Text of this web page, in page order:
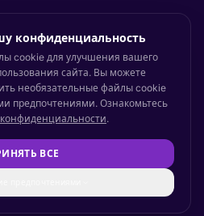
Group ApS
· 1112 København K · Denmark
Все права защищены.
Настройки файлов cookie
конфиденциальность
cookie для улучшения вашего
сайта. Вы можете
необязательные файлы cookie
предпочтениями. Ознакомьтесь
.
ВСЕ